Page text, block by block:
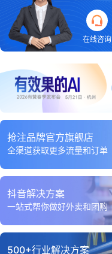
在线咨询
抢注品牌官方旗舰店
全渠道获取更多流量和订单
抖音解决方案
一站式帮你做好外卖和团购
500+行业解决方案